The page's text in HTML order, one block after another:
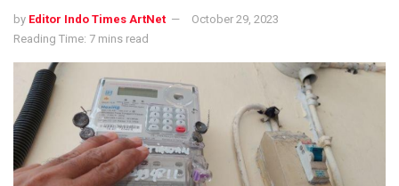
by Editor Indo Times ArtNet
October 29, 2023
Reading Time: 7 mins read